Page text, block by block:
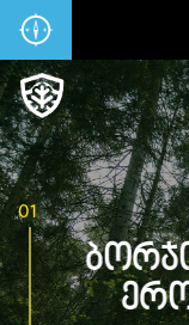
01